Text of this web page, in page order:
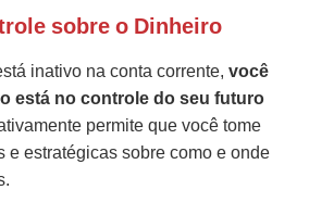
sobre o Dinheiro
inativo na conta corrente,você
está no controle do seu futuro
permite que você tome
e estratégicas sobre como e onde